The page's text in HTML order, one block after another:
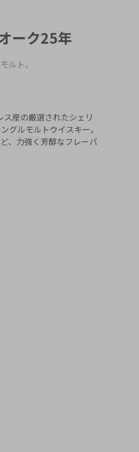
ーク25年
ルト。
ス産の厳選されたシェリ
グルモルトウイスキー。
、力強く芳醇なフレーバ